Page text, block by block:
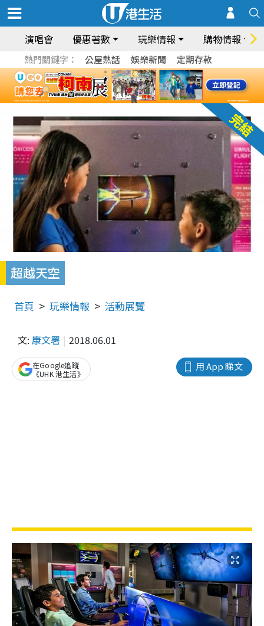
演唱會 優惠著數 玩樂情報 購物情報
熱門關鍵字： 公屋熱話 娛樂新聞 定期存款
超越天空
首頁 玩樂情報 活動展覽
文: 康文署 2018.06.01
用 App 睇文
在Google追蹤
《UHK 港生活》